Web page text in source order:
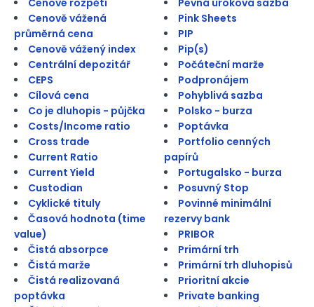
Cenově vážená
průměrná cena
Cenově vážený index
Centrální depozitář
CEPS
Cílová cena
Co je dluhopis - půjčka
Costs/Income ratio
Cross trade
Current Ratio
Current Yield
Custodian
Cyklické tituly
Časová hodnota (time
value)
Čistá absorpce
Čistá marže
Čistá realizovaná
poptávka
Pink Sheets
PIP
Pip(s)
Počáteční marže
Podpronájem
Pohyblivá sazba
Polsko - burza
Poptávka
Portfolio cenných
papírů
Portugalsko - burza
Posuvný Stop
Povinné minimální
rezervy bank
PRIBOR
Primární trh
Primární trh dluhopisů
Prioritní akcie
Private banking